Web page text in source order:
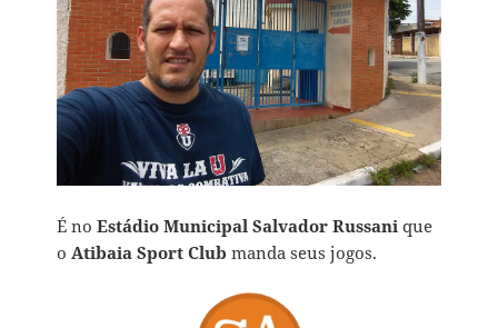
É noEstádio Municipal Salvador Russani que
o Atibaia Sport Club manda seus jogos.